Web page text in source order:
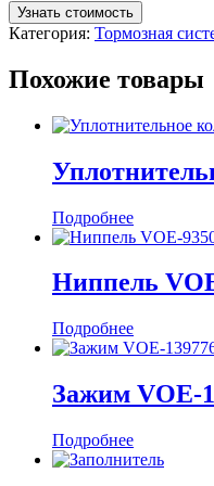
Узнать стоимость
Категория: Тормозная
Похожие товары
Подробнее
Ниппель
Подробнее
Зажим VOE-
Подробнее